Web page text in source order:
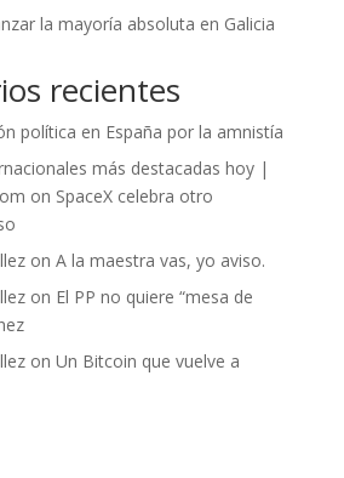
la mayoría absoluta en Galicia
recientes
política en España por la amnistía
más destacadas hoy |
on SpaceX celebra otro
on A la maestra vas, yo aviso.
on El PP no quiere “mesa de
on Un Bitcoin que vuelve a